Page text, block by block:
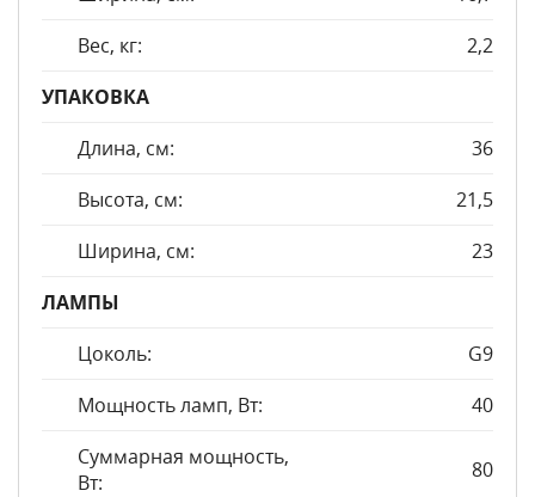
Вес, кг:
2,2
УПАКОВКА
Длина, см:
36
Высота, см:
21,5
Ширина, см:
23
ЛАМПЫ
Цоколь:
G9
Мощность ламп, Вт:
40
Суммарная мощность,
Вт:
80